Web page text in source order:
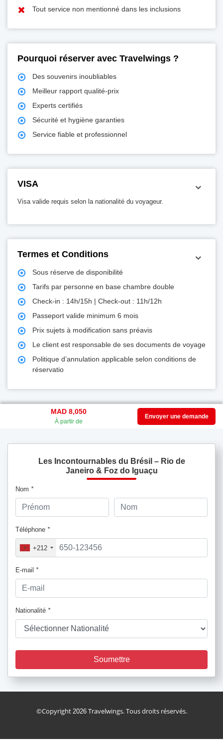
Tout service non mentionné dans les inclusions
Pourquoi réserver avec Travelwings ?
Des souvenirs inoubliables
Meilleur rapport qualité-prix
Experts certifiés
Sécurité et hygiène garanties
Service fiable et professionnel
VISA
Visa valide requis selon la nationalité du voyageur.
Termes et Conditions
Sous réserve de disponibilité
Tarifs par personne en base chambre double
Check-in : 14h/15h | Check-out : 11h/12h
Passeport valide minimum 6 mois
Prix sujets à modification sans préavis
Le client est responsable de ses documents de voyage
Politique d’annulation applicable selon conditions de
réservatio
MAD 8,050
À partir de
Envoyer une demande
Les Incontournables du Brésil – Rio de
Janeiro & Foz do Iguaçu
Nom *
Téléphone *
+212
E-mail *
Nationalité *
Soumettre
©Copyright 2026Travelwings. Tous droits réservés.